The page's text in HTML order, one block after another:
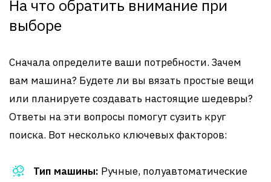
На что обратить внимание при
выборе
Сначала определите ваши потребности. Зачем
вам машина? Будете ли вы вязать простые вещи
или планируете создавать настоящие шедевры?
Ответы на эти вопросы помогут сузить круг
поиска. Вот несколько ключевых факторов:
Тип машины: Ручные, полуавтоматические